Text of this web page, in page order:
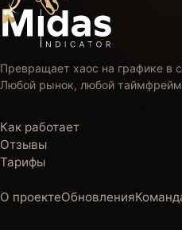
Превращает хаос на графике в
Любой рынок, любой
Как работает
Отзывы
Тарифы
О проектеОбновления